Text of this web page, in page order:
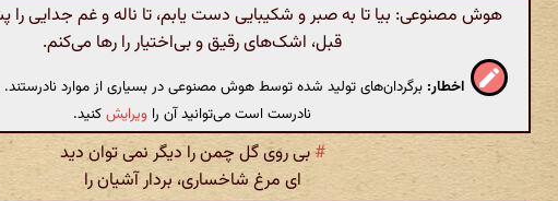
هوش مصنوعی: بیا تا به صبر و شکیبایی دست یابم، تا ناله و غم جدایی را
قبل، اشک‌های رقیق و بی‌اختیار را رها می‌کنم.
اخطار: برگردان‌های تولید شده توسط هوش مصنوعی در بسیاری از موارد نادرستند.
نادرست است می‌توانید آن را ویرایشکنید.
#بی روی گل چمن را دیگر نمی توان دید
ای مرغ شاخساری، بردار آشیان را